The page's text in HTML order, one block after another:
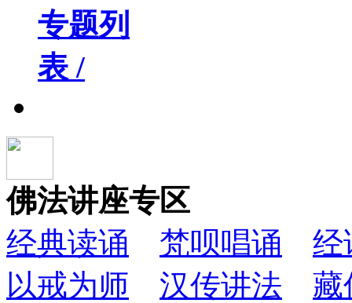
专题列
表 /
佛法讲座专区
经典读诵
梵呗唱诵
经
以戒为师
汉传讲法 藏